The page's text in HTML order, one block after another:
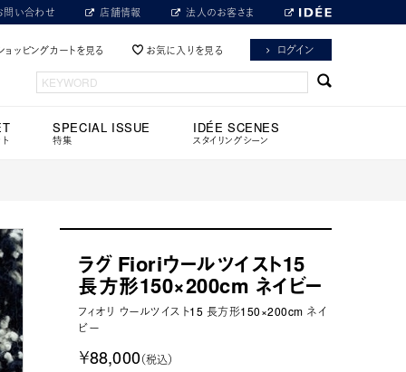
問い合わせ 店舗情報 法人のお客さま
ョッピングカートを見る お気に入りを見る ログイン
SPECIAL ISSUE
特集
IDÉE SCENES
スタイリングシーン
ラグ Fioriウールツイスト15
長方形150×200cm ネイビー
フィオリ ウールツイスト15 長方形150×200cm ネイ
ビー
￥88,000（税込）